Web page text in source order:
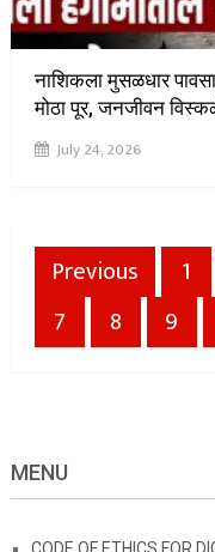
नाशिकला मुसळधार
मोठा पूर, जनजीवन
July 24, 2026
Posts
Previous 1
7
8 9
MENU